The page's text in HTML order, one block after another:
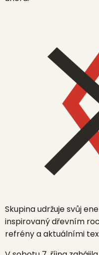
Skupina udržuje svůj
inspirovaný dřevním
refrény a aktuálními